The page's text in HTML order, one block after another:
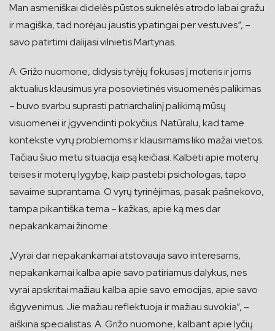
Man asmeniškai didelės pūstos suknelės atrodo labai gražu
ir magiška, tad norėjau jaustis ypatingai per vestuves“, –
savo patirtimi dalijasi vilnietis Martynas.
A. Grižo nuomone, didysis tyrėjų fokusas į moteris ir joms
aktualius klausimus yra posovietinės visuomenės palikimas
– buvo svarbu suprasti patriarchalinį palikimą mūsų
visuomenei ir įgyvendinti pokyčius. Natūralu, kad tame
kontekste vyrų problemoms ir klausimams liko mažai vietos.
Tačiau šiuo metu situacija esą keičiasi. Kalbėti apie moterų
teises ir moterų lygybę, kaip pastebi psichologas, tapo
savaime suprantama. O vyrų tyrinėjimas, pasak pašnekovo,
tampa pikantiška tema – kažkas, apie ką mes dar
nepakankamai žinome.
„Vyrai dar nepakankamai atstovauja savo interesams,
nepakankamai kalba apie savo patiriamus dalykus, nes
vyrai apskritai mažiau kalba apie savo emocijas, apie savo
išgyvenimus. Jie mažiau reflektuoja ir mažiau suvokia“, –
aiškina specialistas. A. Grižo nuomone, kalbant apie lyčių